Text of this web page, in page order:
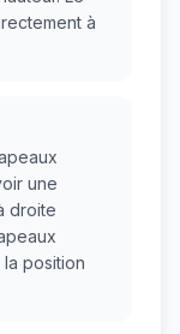
à
une
droite
position